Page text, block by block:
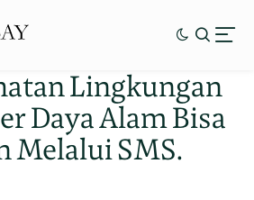
Lingkungan
Daya Alam Bisa
Melalui SMS.